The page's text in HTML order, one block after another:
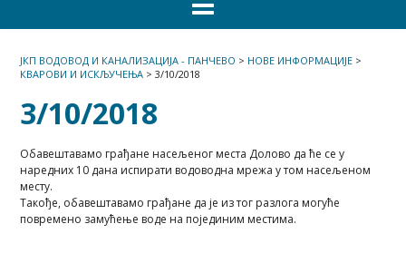
ЈКП ВОДОВОД И КАНАЛИЗАЦИЈА - ПАНЧЕВО > НОВЕ ИНФОРМАЦИЈЕ >
КВАРОВИ И ИСКЉУЧЕЊА > 3/10/2018
3/10/2018
Обавештавамо грађане насељеног места Долово да ће се у
наредних 10 дана испирати водоводна мрежа у том насељеном
месту.
Такође, обавештавамо грађане да је из тог разлога могуће
повремено замућење воде на појединим местима.